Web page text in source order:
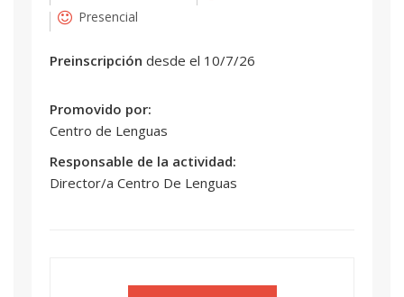
Presencial
Preinscripción desde el 10/7/26
Promovido por:
Centro de Lenguas
Responsable de la actividad:
Director/a Centro De Lenguas